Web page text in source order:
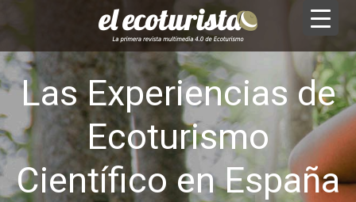
Las Experiencias de
Ecoturismo
Científico en España